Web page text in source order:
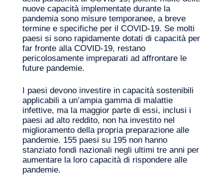
nuove capacità implementate durante la
pandemia sono misure temporanee, a breve
termine e specifiche per il COVID‑19. Se molti
paesi si sono rapidamente dotati di capacità per
far fronte alla COVID‑19, restano
pericolosamente impreparati ad affrontare le
future pandemie.
I paesi devono investire in capacità sostenibili
applicabili a un’ampia gamma di malattie
infettive, ma la maggior parte di essi, inclusi i
paesi ad alto reddito, non ha investito nel
miglioramento della propria preparazione alle
pandemie. 155 paesi su 195 non hanno
stanziato fondi nazionali negli ultimi tre anni per
aumentare la loro capacità di rispondere alle
pandemie.